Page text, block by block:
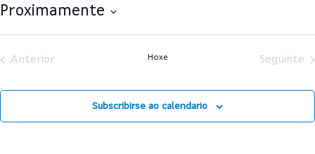
Proximamente
Select
Anterior Hoxe Seguinte
Subscribirse ao calendario